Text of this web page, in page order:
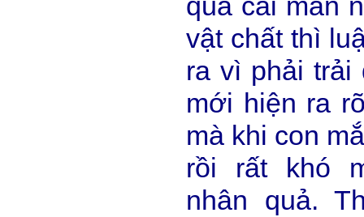
qua cái màn
vật chất thì
ra vì phải trải
mới hiện ra
mà khi con
rồi rất khó
nhân quả.